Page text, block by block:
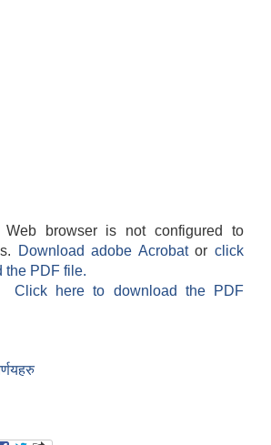
Web browser is not configured to
Download adobe Acrobatorclick
the PDF file.
Click here to download the PDF